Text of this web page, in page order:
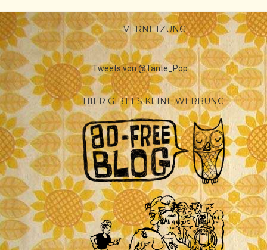
VERNETZUNG
Tweets von @Tante_Pop
HIER GIBT ES KEINE WERBUNG!